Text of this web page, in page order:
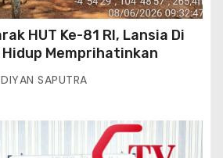
HUT Ke-81 RI, Lansia Di
Memprihatinkan
DIYAN SAPUTRA